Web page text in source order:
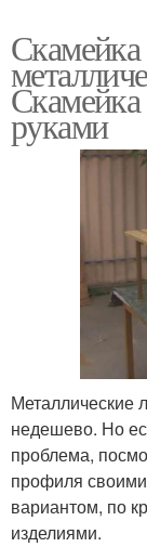
руками
Металлические
недешево. Но
проблема,
профиля
вариантом, по
изделиями.